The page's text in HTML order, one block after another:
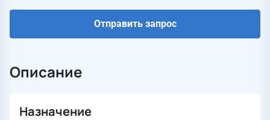
Отправить запрос
Описание
Назначение